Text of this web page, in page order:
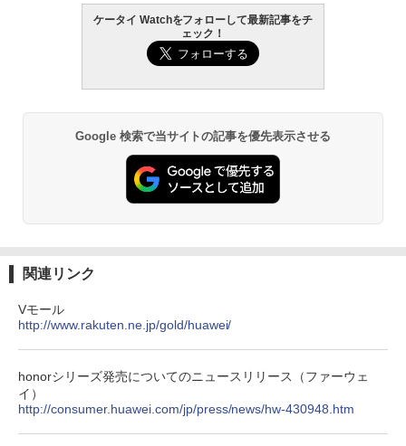
ケータイ Watchをフォローして最新記事をチ
ェック！
Google 検索で当サイトの記事を優先表示させる
関連リンク
Vモール
http://www.rakuten.ne.jp/gold/huawei/
honorシリーズ発売についてのニュースリリース（ファーウェ
イ）
http://consumer.huawei.com/jp/press/news/hw-430948.htm